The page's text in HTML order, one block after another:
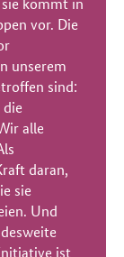
vor. Die
unserem
sind:
alle
daran,
sie
Und
ist